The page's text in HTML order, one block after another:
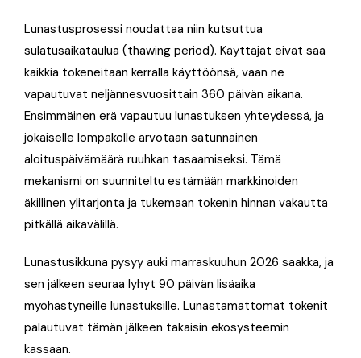
Lunastusprosessi noudattaa niin kutsuttua
sulatusaikataulua (thawing period). Käyttäjät eivät saa
kaikkia tokeneitaan kerralla käyttöönsä, vaan ne
vapautuvat neljännesvuosittain 360 päivän aikana.
Ensimmäinen erä vapautuu lunastuksen yhteydessä, ja
jokaiselle lompakolle arvotaan satunnainen
aloituspäivämäärä ruuhkan tasaamiseksi. Tämä
mekanismi on suunniteltu estämään markkinoiden
äkillinen ylitarjonta ja tukemaan tokenin hinnan vakautta
pitkällä aikavälillä.
Lunastusikkuna pysyy auki marraskuuhun 2026 saakka, ja
sen jälkeen seuraa lyhyt 90 päivän lisäaika
myöhästyneille lunastuksille. Lunastamattomat tokenit
palautuvat tämän jälkeen takaisin ekosysteemin
kassaan.